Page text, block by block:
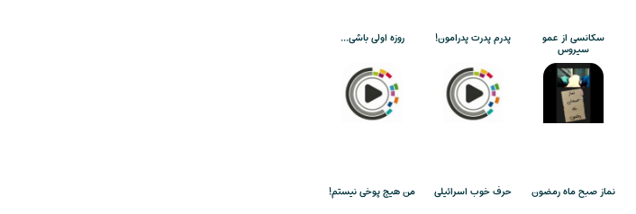
سکانسی از عمو
سیروس
پدرم پدرت پدرامون! روزه اولی باشی…
نماز صبح ماه رمضون حرف خوب اسرائیلی من هیچ پوخی نیستم!